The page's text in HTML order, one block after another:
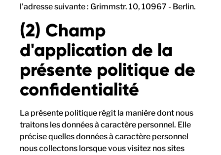
l'adresse suivante : Grimmstr. 10, 10967 - Berlin.
(2) Champ
d'application de la
présente politique de
confidentialité
La présente politique régit la manière dont nous
traitons les données à caractère personnel. Elle
précise quelles données à caractère personnel
nous collectons lorsque vous visitez nos sites